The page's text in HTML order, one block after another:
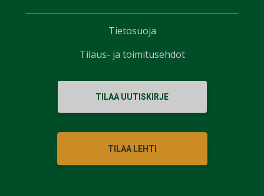
TILAA UUTISKIRJE
TILAA LEHTI
Tietosuoja
Tilaus- ja toimitusehdot